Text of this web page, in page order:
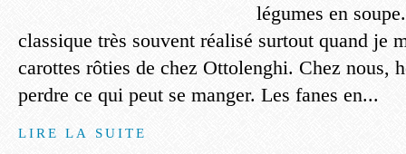
légumes en
classique très souvent réalisé surtout quand je
carottes rôties de chez Ottolenghi. Chez nous,
perdre ce qui peut se manger. Les fanes en...
LIRE LA SUITE